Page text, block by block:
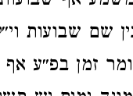
שם שבועות
זמן בפ״ע